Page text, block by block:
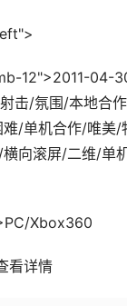
12">2011-04-
击/氛围/本地合
/单机合作/唯美/
向滚屏/二维/单
Xbox360
看详情